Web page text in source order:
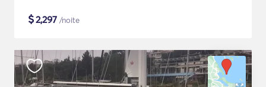
$2,297 /noite